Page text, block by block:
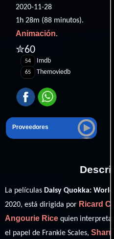
2020-11-28
1h 28m (88 minutos).
Animación.
✮60
54 Imdb
65 Themoviedb
Proveedores
La películas Daisy Quokka:
2020, está dirigida por Ricard
Angourie Rice quien interpreta
el papel de Frankie Scales,